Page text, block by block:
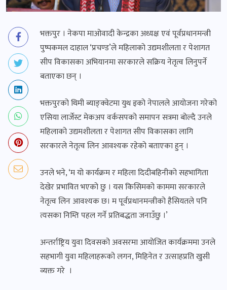
भक्तपुर । नेकपा माओवादी केन्द्रका अध्यक्ष एवं पूर्वप्रधानमन्त्री
पुष्पकमल दाहाल ‘प्रचण्ड’ले महिलाको उद्यमशीलता र पेशागत
सीप विकासका अभियानमा सरकारले सक्रिय नेतृत्व लिनुपर्ने
बताएका छन् ।
भक्तपुरको थिमी ब्याङ्क्वेटमा युथ इको नेपालले आयोजना गरेको
एसिया लार्जेस्ट मेकअप वर्कसपको समापन सत्रमा बोल्दै उनले
महिलाको उद्यमशीलता र पेशागत सीप विकासका लागि
सरकारले नेतृत्व लिन आवश्यक रहेको बताएका हुन् ।
उनले भने, ‘म यो कार्यक्रम र महिला दिदीबहिनीको सहभागिता
देखेर प्रभावित भएको छु । यस किसिमको काममा सरकारले
नेतृत्व लिन आवश्यक छ। म पूर्वप्रधानमन्त्रीको हैसियतले पनि
त्यसका निम्ति पहल गर्ने प्रतिबद्धता जनाउँछु ।’
अन्तर्राष्ट्रिय युवा दिवसको अवसरमा आयोजित कार्यक्रममा उनले
सहभागी युवा महिलाहरूको लगन, मिहिनेत र उत्साहप्रति खुसी
व्यक्त गरे ।